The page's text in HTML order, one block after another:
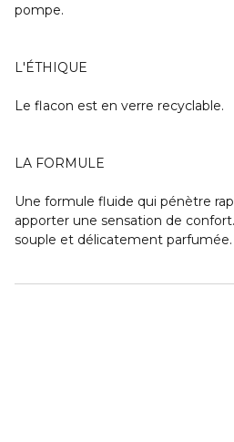
pompe.
L'ÉTHIQUE
Le flacon est en verre recyclable.
LA FORMULE
Une formule fluide qui pénètre
apporter une sensation de
souple et délicatement parfumée.